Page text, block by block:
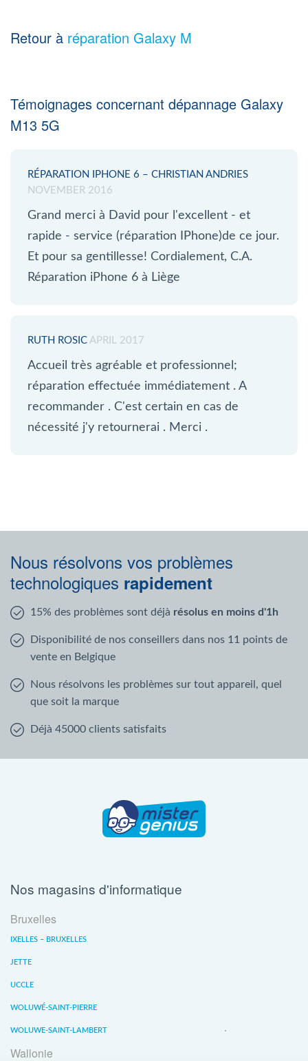
Retour à réparation Galaxy M
Témoignages concernant dépannage Galaxy
M13 5G
RÉPARATION IPHONE 6 – CHRISTIAN ANDRIES
NOVEMBER 2016
Grand merci à David pour l'excellent - et
rapide - service (réparation IPhone)de ce jour.
Et pour sa gentillesse! Cordialement, C.A.
Réparation iPhone 6 à Liège
RUTH ROSIC APRIL 2017
Accueil très agréable et professionnel;
réparation effectuée immédiatement . A
recommander . C'est certain en cas de
nécessité j'y retournerai . Merci .
Nous résolvons vos problèmes
technologiques rapidement
15% des problèmes sont déjà résolus en moins d'1h
Disponibilité de nos conseillers dans nos 11 points de
vente en Belgique
Nous résolvons les problèmes sur tout appareil, quel
que soit la marque
Déjà 45000 clients satisfaits
Nos magasins d'informatique
Bruxelles
IXELLES – BRUXELLES
JETTE
UCCLE
WOLUWÉ-SAINT-PIERRE
WOLUWE-SAINT-LAMBERT
Wallonie